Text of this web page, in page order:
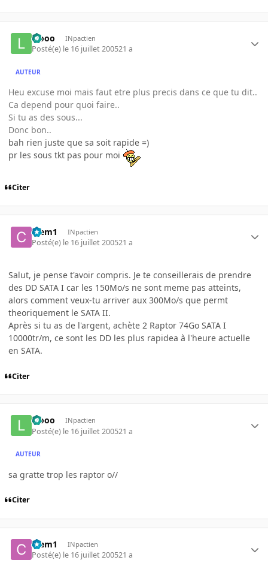
laooo INpactien
Posté(e) le 16 juillet 200521 a
AUTEUR
Heu excuse moi mais faut etre plus precis dans ce que tu dit..
Ca depend pour quoi faire..
Si tu as des sous...
Donc bon..
bah rien juste que sa soit rapide =)
pr les sous tkt pas pour moi
Citer
Clem1 INpactien
Posté(e) le 16 juillet 200521 a
Salut, je pense t'avoir compris. Je te conseillerais de prendre
des DD SATA I car les 150Mo/s ne sont meme pas atteints,
alors comment veux-tu arriver aux 300Mo/s que permt
theoriquement le SATA II.
Après si tu as de l'argent, achète 2 Raptor 74Go SATA I
10000tr/m, ce sont les DD les plus rapidea à l'heure actuelle
en SATA.
Citer
laooo INpactien
Posté(e) le 16 juillet 200521 a
AUTEUR
sa gratte trop les raptor o//
Citer
Clem1 INpactien
Posté(e) le 16 juillet 200521 a